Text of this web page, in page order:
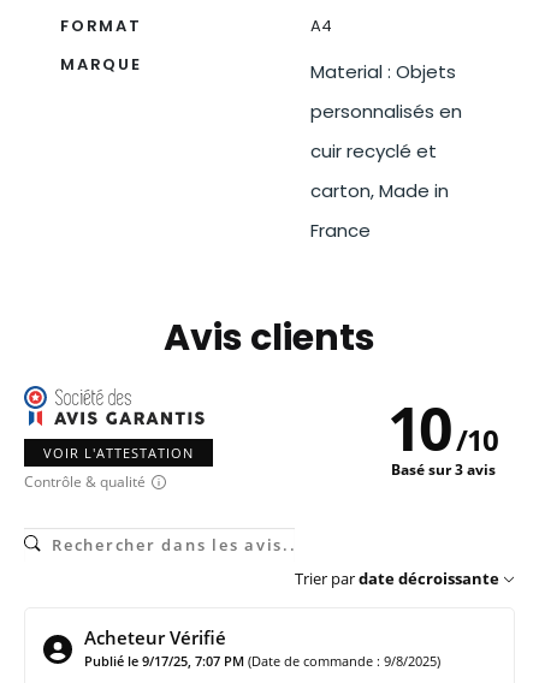
FORMAT
A4
MARQUE
Material : Objets
personnalisés en
cuir recyclé et
carton, Made in
France
Avis clients
VOIR L'ATTESTATION
Contrôle & qualité
10/10
Basé sur 3 avis
Trier pardate décroissante
Acheteur Vérifié
Publié le 9/17/25, 7:07 PM (Date de commande : 9/8/2025)